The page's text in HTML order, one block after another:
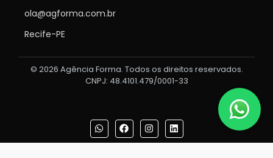
ola@agforma.com.br
Recife-PE
© 2026 Agência Forma. Todos os direitos reservados.
CNPJ: 48.4101.479/0001-33